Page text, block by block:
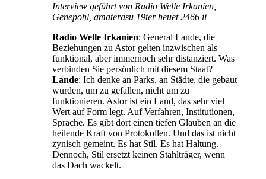
Interview geführt von Radio Welle Irkanien,
Genepohl, amaterasu 19ter heuet 2466 ii
Radio Welle Irkanien: General Lande, die
Beziehungen zu Astor gelten inzwischen als
funktional, aber immernoch sehr distanziert. Was
verbinden Sie persönlich mit diesem Staat?
Lande: Ich denke an Parks, an Städte, die gebaut
wurden, um zu gefallen, nicht um zu
funktionieren. Astor ist ein Land, das sehr viel
Wert auf Form legt. Auf Verfahren, Institutionen,
Sprache. Es gibt dort einen tiefen Glauben an die
heilende Kraft von Protokollen. Und das ist nicht
zynisch gemeint. Es hat Stil. Es hat Haltung.
Dennoch, Stil ersetzt keinen Stahlträger, wenn
das Dach wackelt.